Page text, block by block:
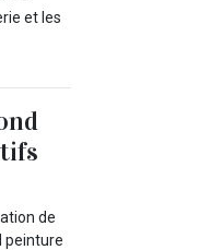
et les
de
peinture